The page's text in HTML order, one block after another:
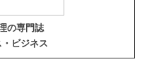
の専門誌
ビジネス